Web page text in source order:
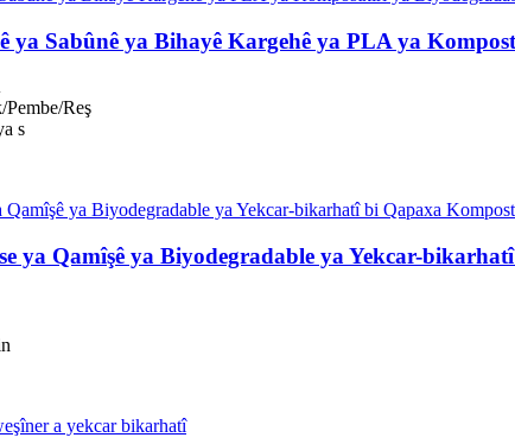
Sabûnê ya Bihayê Kargehê ya PLA ya
Reş
s
ya Qamîşê ya Biyodegradable ya Yekcar-